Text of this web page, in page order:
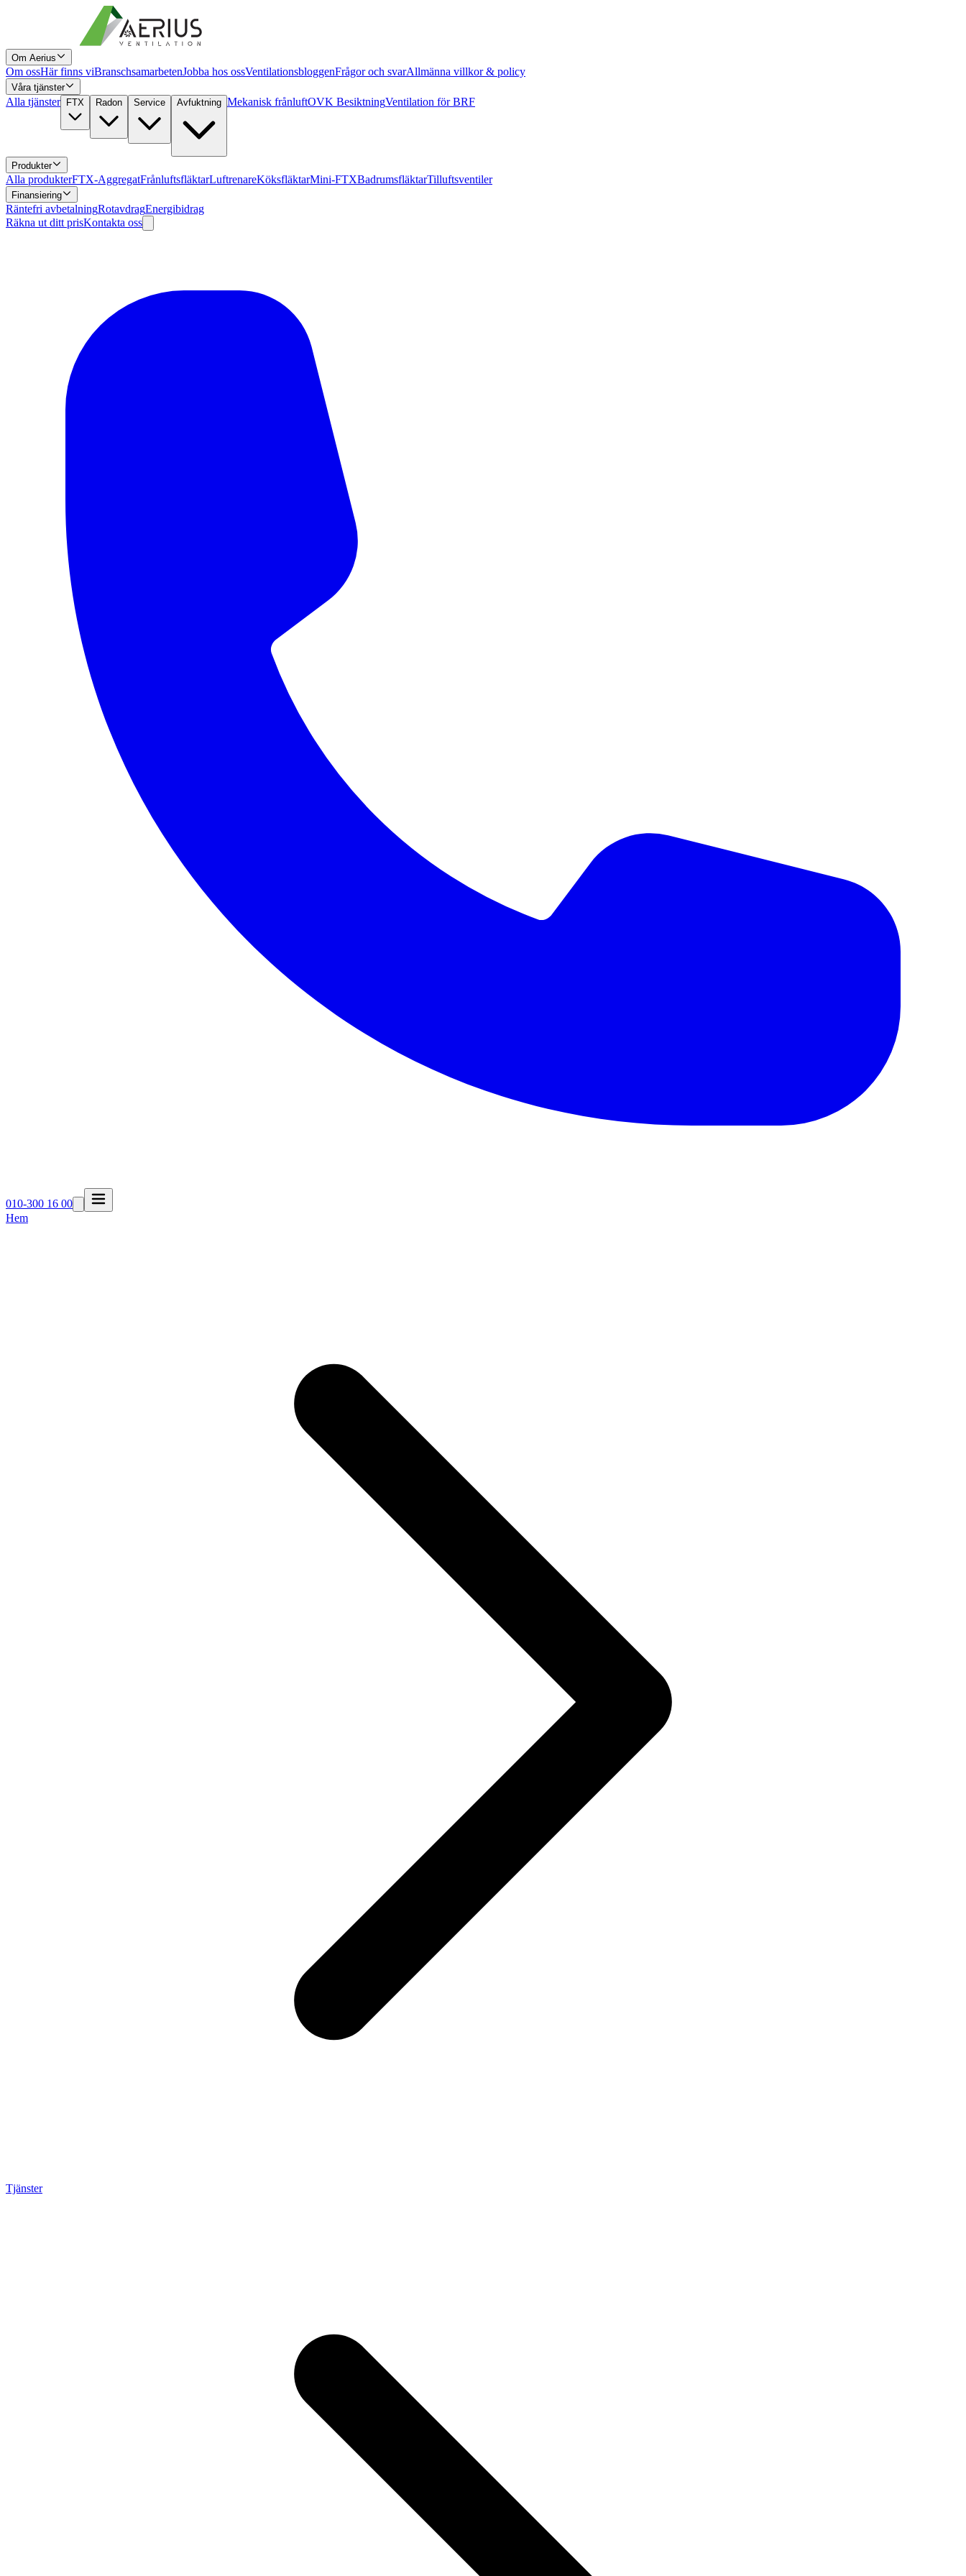
Om Aerius
Om ossHär finns viBranschsamarbetenJobba hos ossVentilationsbloggenFrågor och svarAllmänna villkor & policy
Våra tjänster
Alla tjänster FTX Radon Service Avfuktning Mekanisk frånluftOVK BesiktningVentilation för BRF
Produkter
Alla produkterFTX-AggregatFrånluftsfläktarLuftrenareKöksfläktarMini-FTXBadrumsfläktarTilluftsventiler
Finansiering
Räntefri avbetalningRotavdragEnergibidrag
Räkna ut ditt prisKontakta oss
010-300 16 00
Hem
Tjänster